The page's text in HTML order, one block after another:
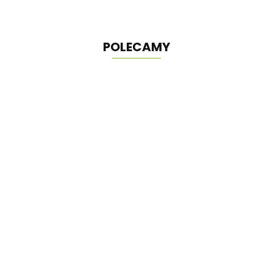
POLECAMY